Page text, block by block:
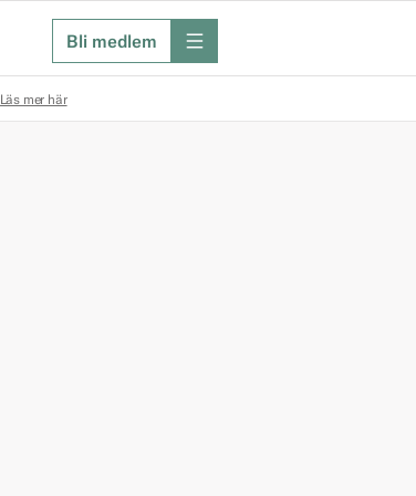
Bli medlem meny
Läs mer här